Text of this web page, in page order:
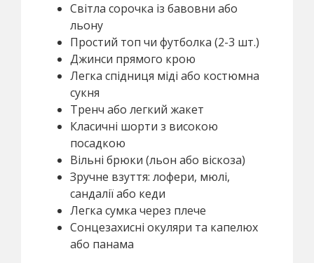
Світла сорочка із бавовни або
льону
Простий топ чи футболка (2-3 шт.)
Джинси прямого крою
Легка спідниця міді або костюмна
сукня
Тренч або легкий жакет
Класичні шорти з високою
посадкою
Вільні брюки (льон або віскоза)
Зручне взуття: лофери, мюлі,
сандалії або кеди
Легка сумка через плече
Сонцезахисні окуляри та капелюх
або панама